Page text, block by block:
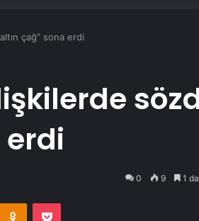
çağ” sona erdi
erdi
0 9 1
Odnoklassniki
Pocket